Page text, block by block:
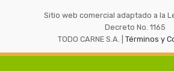
Sitio web comercial adaptado a la
Decreto No. 1165
TODO CARNE S.A. | Términos y